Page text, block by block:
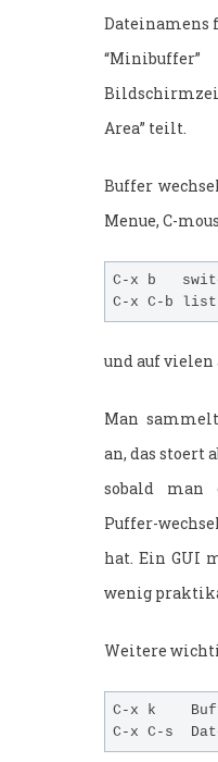
Dateinamens
Area” teilt.
Buffer
Menue, C-
C-x b
und auf vielen
Man
an, das stoert
sobald man
Puffer-
hat. Ein GUI
wenig
Weitere
C-x k